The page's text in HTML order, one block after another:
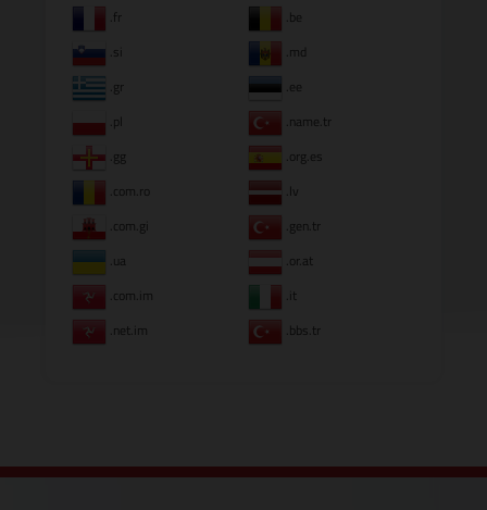
.fr
.be
.si
.md
.gr
.ee
.pl
.name.tr
.gg
.org.es
.com.ro
.lv
.com.gi
.gen.tr
.ua
.or.at
.com.im
.it
.net.im
.bbs.tr